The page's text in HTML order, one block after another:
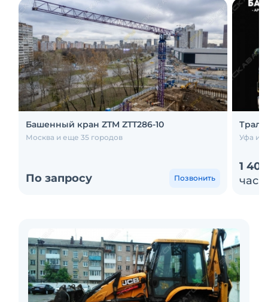
Башенный кран ZTM ZTT286-10
Москва и еще 35 городов
По запросу Позвонить
Трал
Уфа и
1
час